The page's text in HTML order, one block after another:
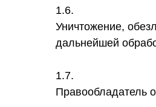
1.6.
Уничтожение,
дальнейшей
1.7.
Правообладатель